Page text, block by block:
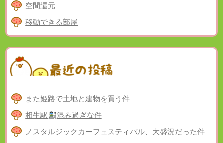
空間還元
移動できる部屋
また姫路で土地と建物を買う件
相生駅
混み過ぎな件
ノスタルジックカーフェスティバル、大盛況だった件